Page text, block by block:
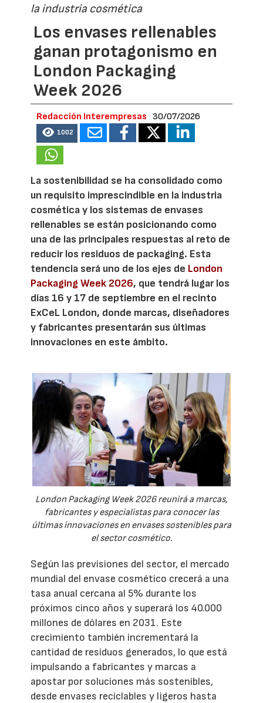
la industria cosmética
Los envases rellenables
ganan protagonismo en
London Packaging
Week 2026
Redacción Interempresas 30/07/2026
1002
La sostenibilidad se ha consolidado como
un requisito imprescindible en la industria
cosmética y los sistemas de envases
rellenables se están posicionando como
una de las principales respuestas al reto de
reducir los residuos de packaging. Esta
tendencia será uno de los ejes de London
Packaging Week 2026, que tendrá lugar los
días 16 y 17 de septiembre en el recinto
ExCeL London, donde marcas, diseñadores
y fabricantes presentarán sus últimas
innovaciones en este ámbito.
London Packaging Week 2026 reunirá a marcas,
fabricantes y especialistas para conocer las
últimas innovaciones en envases sostenibles para
el sector cosmético.
Según las previsiones del sector, el mercado
mundial del envase cosmético crecerá a una
tasa anual cercana al 5% durante los
próximos cinco años y superará los 40.000
millones de dólares en 2031. Este
crecimiento también incrementará la
cantidad de residuos generados, lo que está
impulsando a fabricantes y marcas a
apostar por soluciones más sostenibles,
desde envases reciclables y ligeros hasta